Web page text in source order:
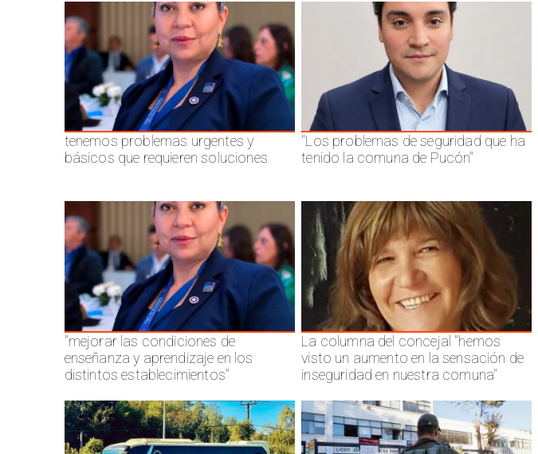
tenemos problemas urgentes y
básicos que requieren soluciones
"Los problemas de seguridad que ha
tenido la comuna de Pucón"
"mejorar las condiciones de
enseñanza y aprendizaje en los
distintos establecimientos"
La columna del concejal "hemos
visto un aumento en la sensación de
inseguridad en nuestra comuna"